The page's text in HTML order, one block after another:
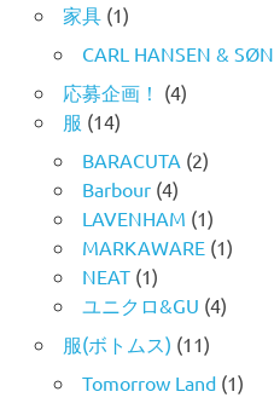
家具(1)
CARL HANSEN & SØN
応募企画！ (4)
服 (14)
BARACUTA (2)
Barbour(4)
LAVENHAM (1)
MARKAWARE(1)
NEAT(1)
ユニクロ&GU (4)
服(ボトムス) (11)
Tomorrow Land(1)